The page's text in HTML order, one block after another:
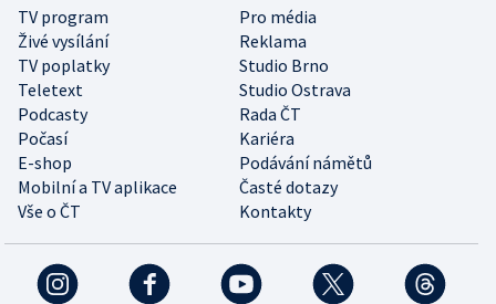
TV program
Pro média
Živé vysílání
Reklama
TV poplatky
Studio Brno
Teletext
Studio Ostrava
Podcasty
Rada ČT
Počasí
Kariéra
E-shop
Podávání námětů
Mobilní a TV aplikace
Časté dotazy
Vše o ČT
Kontakty